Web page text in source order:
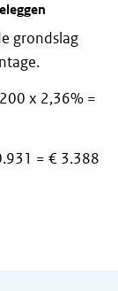
grondslag
x 2,36% =
= € 3.388